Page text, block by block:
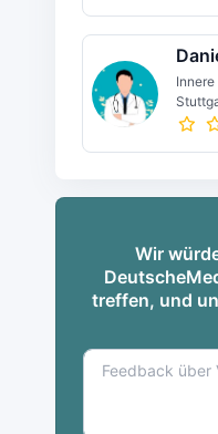
Wir
treffen, und